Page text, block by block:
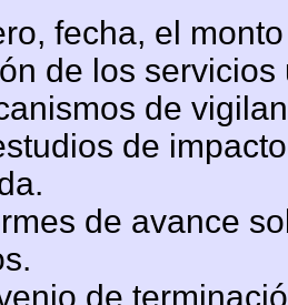
fecha, el
de los servicios
de
de
de avance
de